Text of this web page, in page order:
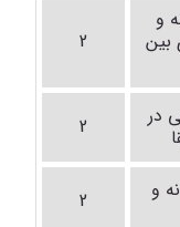
و
بین
2
در
2
و
2